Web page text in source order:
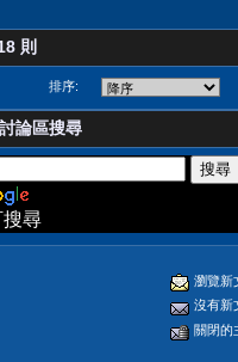
則
排序:
論區搜尋
搜尋
瀏覽新
沒有新
關閉的